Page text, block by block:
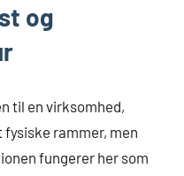
og
til en virksomhed,
rammer, men
fungerer her som